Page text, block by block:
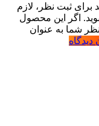
برای ثبت نظر، لازم
اگر این محصول
نظر شما به عنوان
دیدگاه